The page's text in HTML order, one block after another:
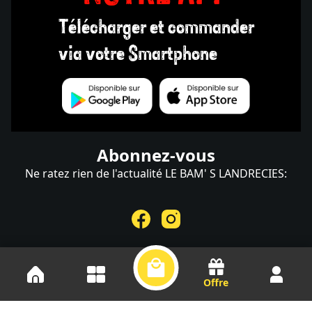
Télécharger et commander
via votre Smartphone
Abonnez-vous
Ne ratez rien de l'actualité LE BAM' S LANDRECIES:
Offre